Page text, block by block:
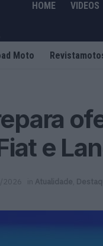
HOME VIDEOS
Moto
e
2026 in Atualidade